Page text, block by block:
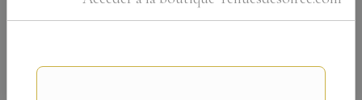
Son élégant...
À partir de